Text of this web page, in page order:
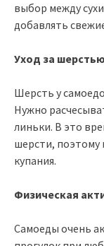
выбор между
добавлять
Уход за шерстью
Шерсть у
Нужно
линьки. В это
шерсти, поэтому
купания.
Физическая
Самоеды очень